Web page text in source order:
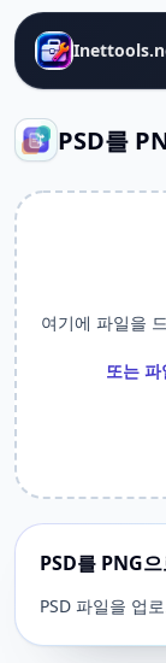
PSD를
여기에 파일을
또는
PSD를 PNG
PSD 파일을 업